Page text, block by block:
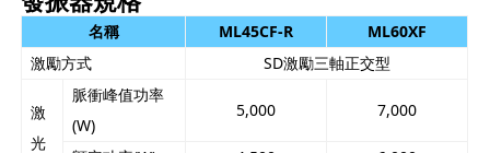
名稱 ML45CF-R
ML60XF
激勵方式
SD激勵三軸正交型
激
光
脈衝峰值功率
(W)
5,000 7,000